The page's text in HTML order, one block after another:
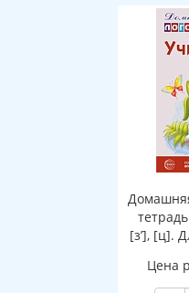
[з’], [ц].
Цена